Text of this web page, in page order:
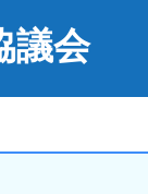
議会